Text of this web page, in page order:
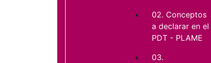
02. Conceptos
a declarar en el
PDT - PLAME
03.